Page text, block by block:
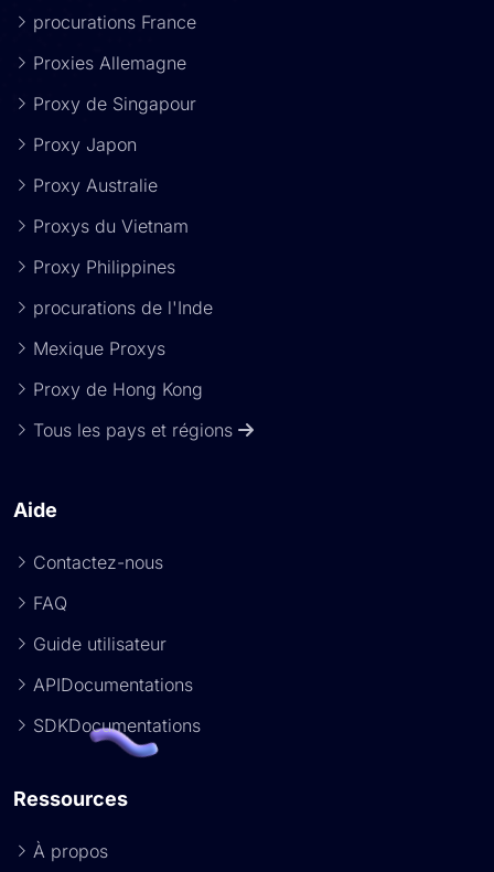
procurations France
Proxies Allemagne
Proxy de Singapour
Proxy Japon
Proxy Australie
Proxys du Vietnam
Proxy Philippines
procurations de l'Inde
Mexique Proxys
Proxy de Hong Kong
Tous les pays et régions
Aide
Contactez-nous
FAQ
Guide utilisateur
APIDocumentations
SDKDocumentations
Ressources
À propos